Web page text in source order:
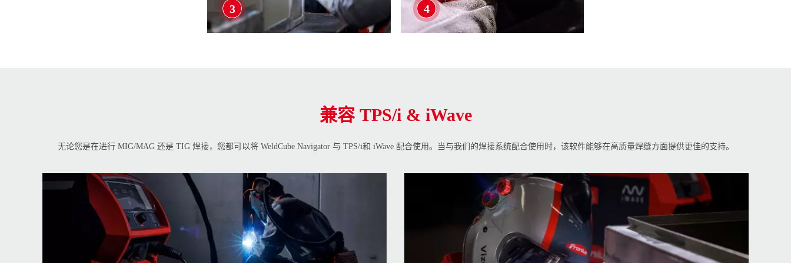
3 4
兼容 TPS/i & iWave
无论您是在进行 MIG/MAG 还是 TIG 焊接，您都可以将 WeldCube Navigator 与 TPS/i和 iWave 配合使用。当与我们的焊接系统配合使用时，该软件能够在高质量焊缝方面提供更佳的支持。